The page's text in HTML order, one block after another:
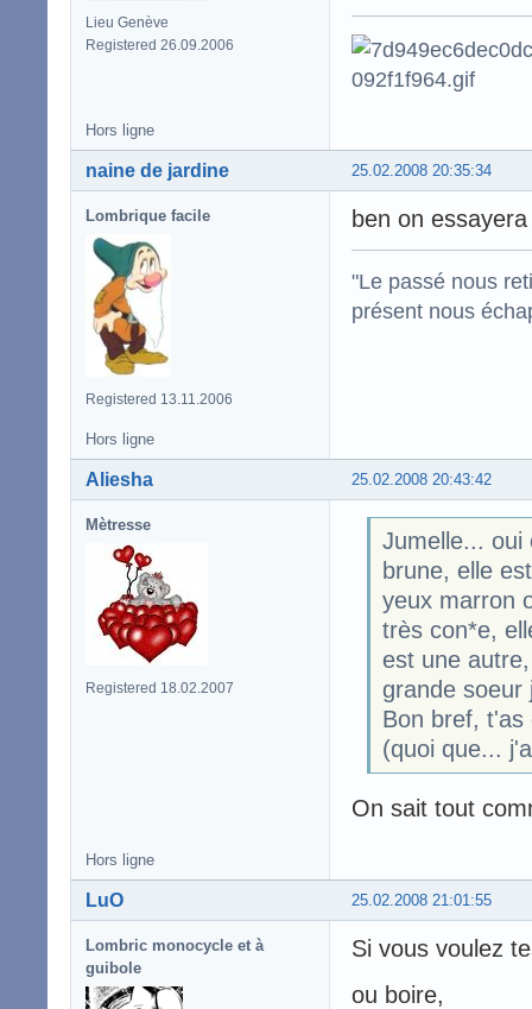
Lieu Genève
Registered 26.09.2006
Hors ligne
25.02.2008 20:35:34
naine de jardine
Lombrique facile
Registered 13.11.2006
ben on
"Le passé nous
présent nous
Hors ligne
25.02.2008 20:43:42
Aliesha
Mètresse
Registered 18.02.2007
Jumelle... oui
brune, elle
yeux marron
très con*e,
est une
grande soeur
Bon bref, t'as
(quoi que...
On sait tout
Hors ligne
25.02.2008 21:01:55
LuO
Lombric monocycle et à
guibole
Si vous voulez
ou boire,